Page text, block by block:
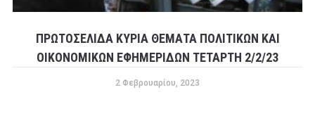
ΠΡΩΤΟΣΕΛΙΔΑ ΚΥΡΙΑ ΘΕΜΑΤΑ ΠΟΛΙΤΙΚΩΝ ΚΑΙ
ΟΙΚΟΝΟΜΙΚΩΝ ΕΦΗΜΕΡΙΔΩΝ ΤΕΤΑΡΤΗ 2/2/23
2 Φεβρουαρίου, 2023